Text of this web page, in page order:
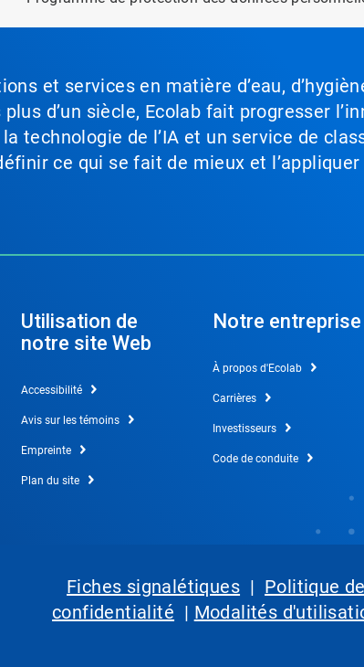
et services en matière d’eau,
d’un siècle, Ecolab fait progresser
technologie de l’IA et un service de
ce qui se fait de mieux et
Utilisation de
notre site Web
Accessibilité
Avis sur les témoins
Empreinte
Plan du site
Notre entreprise
À propos d'Ecolab
Carrières
Investisseurs
Code de conduite
Fiches signalétiques | Politique de
confidentialité | Modalités